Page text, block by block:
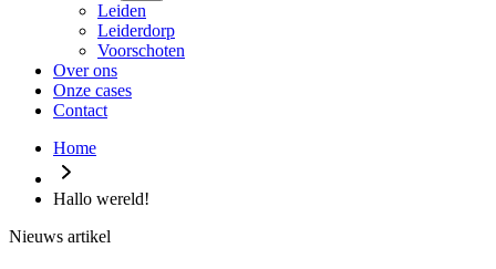
Leiden
Leiderdorp
Voorschoten
Over ons
Onze cases
Contact
Home
Hallo wereld!
Nieuws artikel